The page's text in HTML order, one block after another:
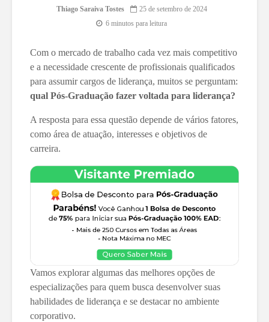
Thiago Saraiva Tostes
25 de setembro de 2024
6 minutos para leitura
Com o mercado de trabalho cada vez mais competitivo
e a necessidade crescente de profissionais qualificados
para assumir cargos de liderança, muitos se perguntam:
qual Pós-Graduação fazer voltada para liderança?
A resposta para essa questão depende de vários fatores,
como área de atuação, interesses e objetivos de
carreira.
Vamos explorar algumas das melhores opções de
especializações para quem busca desenvolver suas
habilidades de liderança e se destacar no ambiente
corporativo.